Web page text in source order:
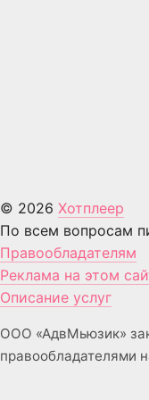
© 2026 Хотплеер
По всем вопросам
Правообладателям
Реклама на этом
Описание услуг
ООО «АдвМьюзик»
правообладателями